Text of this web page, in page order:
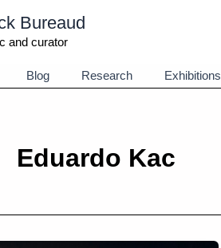
Bureaud
and curator
Blog Research Exhibitions
Eduardo Kac